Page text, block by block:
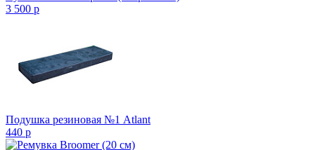
3 500 p
Подушка резиновая №1 Atlant
440 p